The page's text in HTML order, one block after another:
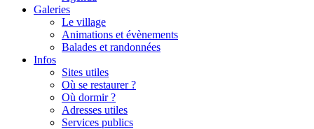
Galeries
Le village
Animations et évènements
Balades et randonnées
Infos
Sites utiles
Où se restaurer ?
Où dormir ?
Adresses utiles
Services publics